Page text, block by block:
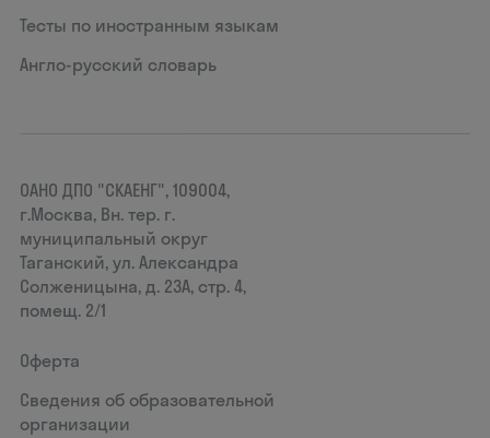
Тесты по иностранным языкам
Англо-русский словарь
ОАНО ДПО "СКАЕНГ", 109004,
г.Москва, Вн. тер. г.
муниципальный округ
Таганский, ул. Александра
Солженицына, д. 23А, стр. 4,
помещ. 2/1
Оферта
Сведения об образовательной
организации